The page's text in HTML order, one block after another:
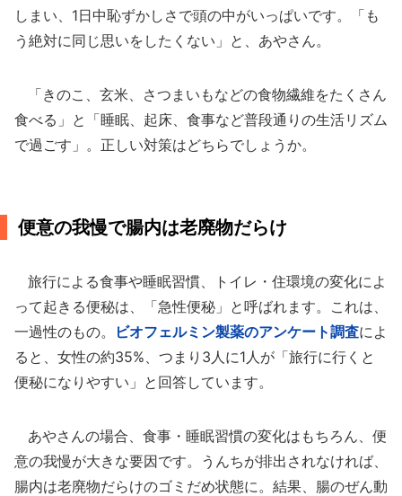
しまい、1日中恥ずかしさで頭の中がいっぱいです。「も
う絶対に同じ思いをしたくない」と、あやさん。
「きのこ、玄米、さつまいもなどの食物繊維をたくさん
食べる」と「睡眠、起床、食事など普段通りの生活リズム
で過ごす」。正しい対策はどちらでしょうか。
便意の我慢で腸内は老廃物だらけ
旅行による食事や睡眠習慣、トイレ・住環境の変化によ
って起きる便秘は、「急性便秘」と呼ばれます。これは、
一過性のもの。
ビオフェルミン製薬のアンケート調査によ
ると、女性の約35%、つまり3人に1人が「旅行に行くと
便秘になりやすい」と回答しています。
あやさんの場合、食事・睡眠習慣の変化はもちろん、便
意の我慢が大きな要因です。うんちが排出されなければ、
腸内は老廃物だらけのゴミだめ状態に。結果、腸のぜん動